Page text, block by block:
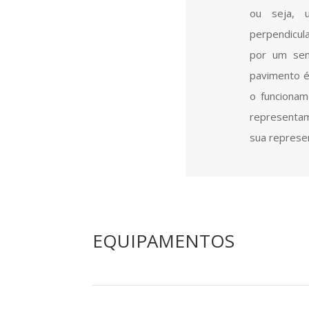
ou seja,
por um
pavimento
o
sua
EQUIPAMENTOS